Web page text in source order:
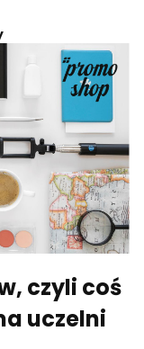
czyli coś
uczelni